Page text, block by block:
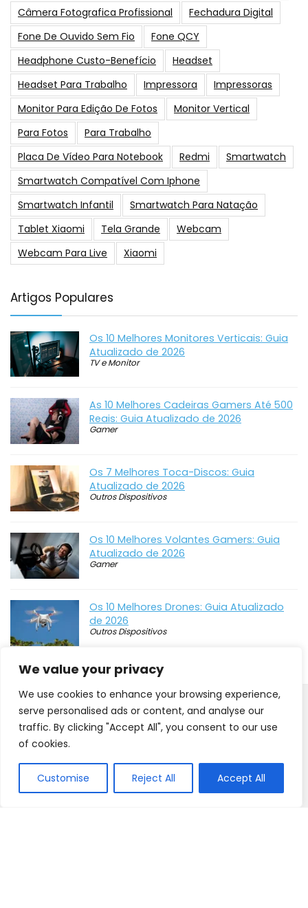
We value your privacy
We use cookies to enhance your browsing experience,
serve personalised ads or content, and analyse our
traffic. By clicking "Accept All", you consent to our use
of cookies.
Customise Reject All Accept All
Câmera Fotografica Profissional
Fechadura Digital
Fone De Ouvido Sem Fio
Fone QCY
Headphone Custo-Benefício
Headset
Headset Para Trabalho
Impressora
Impressoras
Monitor Para Edição De Fotos
Monitor Vertical
Para Fotos
Para Trabalho
Placa De Vídeo Para Notebook
Redmi
Smartwatch
Smartwatch Compatível Com Iphone
Smartwatch Infantil
Smartwatch Para Natação
Tablet Xiaomi
Tela Grande
Webcam
Webcam Para Live
Xiaomi
Artigos Populares
Os 10 Melhores Monitores Verticais: Guia
Atualizado de 2026
TV e Monitor
As 10 Melhores Cadeiras Gamers Até 500
Reais: Guia Atualizado de 2026
Gamer
Os 7 Melhores Toca-Discos: Guia
Atualizado de 2026
Outros Dispositivos
Os 10 Melhores Volantes Gamers: Guia
Atualizado de 2026
Gamer
Os 10 Melhores Drones: Guia Atualizado
de 2026
Outros Dispositivos